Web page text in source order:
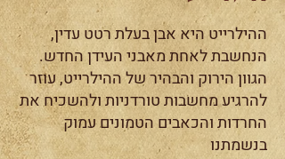
ההילרייט היא אבן בעלת רטט עדין,
הנחשבת לאחת מאבני העידן החדש.
הגוון הירוק והבהיר של ההילרייט, עוזר
להרגיע מחשבות טורדניות ולהשכיח את
החרדות והכאבים הטמונים עמוק
בנשמתנו